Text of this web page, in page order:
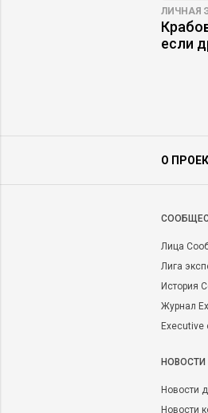
ЛИЧНАЯ
если
О
Лица
Лига
История
Журнал
Executive
НОВОСТИ
Новости
Новости